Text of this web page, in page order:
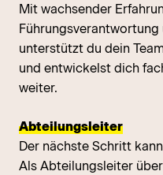
Mit wachsender
unterstützt du dein
und entwickelst dich
weiter.
Abteilungsleiter
Der nächste Schritt
Als Abteilungsleiter